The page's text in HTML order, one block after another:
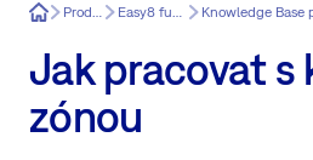
Easy8 Produkt Easy8 funkce
Jak pracovat s
zónou